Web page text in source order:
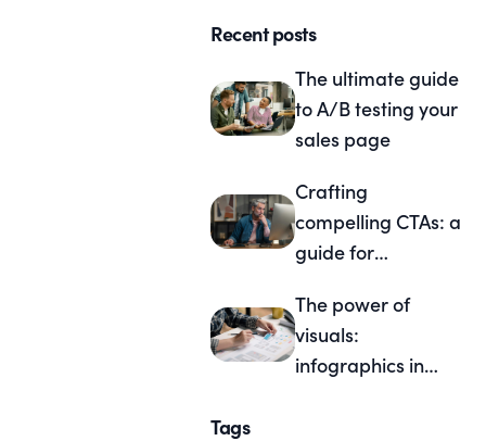
Recent posts
The ultimate guide
to A/B testing your
sales page
Crafting
compelling CTAs: a
guide for
The power of
visuals:
infographics in
Tags